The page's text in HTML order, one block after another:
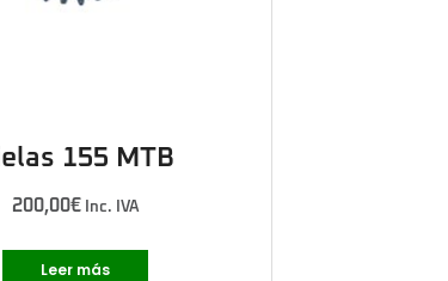
155 MTB
200,00€ Inc. IVA
Leer más